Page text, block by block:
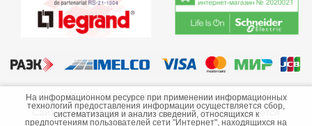
©2013-2026 ООО «Краснодарэлектро»
Сайт носит информационный характер и не является
На информационном ресурсе при применении информационных
технологий предоставления информации осуществляется сбор,
систематизация и анализ сведений, относящихся к
предпочтениям пользователей сети "Интернет", находящихся на